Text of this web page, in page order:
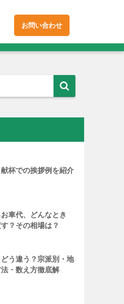
お問い合わせ
献杯での挨拶例を紹介
車代、どんなとき
？その相場は？
どう違う？宗派別・地
・数え方徹底解